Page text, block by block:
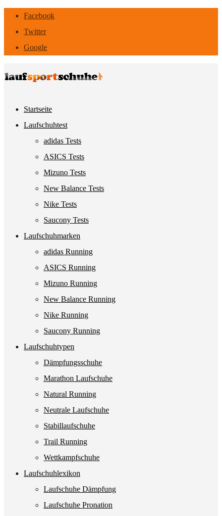
Facebook
Twitter
Google
Startseite
Laufschuhtest
adidas Tests
ASICS Tests
Mizuno Tests
New Balance Tests
Nike Tests
Saucony Tests
Laufschuhmarken
adidas Running
ASICS Running
Mizuno Running
New Balance Running
Nike Running
Saucony Running
Laufschuhtypen
Dämpfungsschuhe
Marathon Laufschuhe
Natural Running
Neutrale Laufschuhe
Stabillaufschuhe
Trail Running
Wettkampfschuhe
Laufschuhlexikon
Laufschuhe Dämpfung
Laufschuhe Pronation